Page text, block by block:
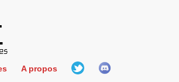
A propos